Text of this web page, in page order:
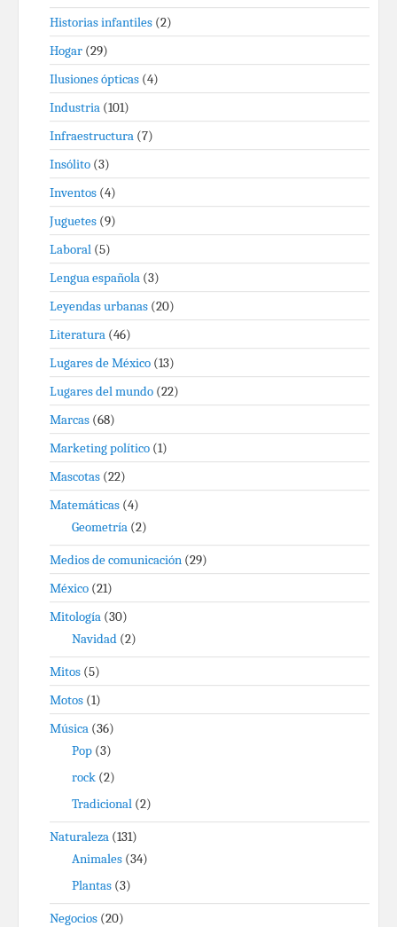
Historias infantiles (2)
Hogar (29)
Ilusiones ópticas (4)
Industria (101)
Infraestructura (7)
Insólito (3)
Inventos (4)
Juguetes (9)
Laboral (5)
Lengua española (3)
Leyendas urbanas (20)
Literatura (46)
Lugares de México (13)
Lugares del mundo (22)
Marcas (68)
Marketing político (1)
Mascotas (22)
Matemáticas (4)
Geometría (2)
Medios de comunicación (29)
México (21)
Mitología (30)
Navidad (2)
Mitos (5)
Motos (1)
Música (36)
Pop (3)
rock (2)
Tradicional (2)
Naturaleza (131)
Animales (34)
Plantas (3)
Negocios (20)